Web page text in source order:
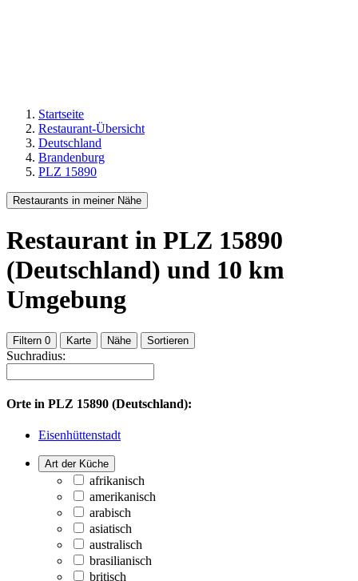
Startseite
Restaurant-Übersicht
Deutschland
Brandenburg
PLZ 15890
Restaurants in meiner Nähe
Restaurant in PLZ 15890
(Deutschland) und 10 km
Umgebung
Filtern 0 Karte Nähe Sortieren
Suchradius:
Orte in PLZ 15890 (Deutschland):
Eisenhüttenstadt
Art der Küche
afrikanisch
amerikanisch
arabisch
asiatisch
australisch
brasilianisch
britisch